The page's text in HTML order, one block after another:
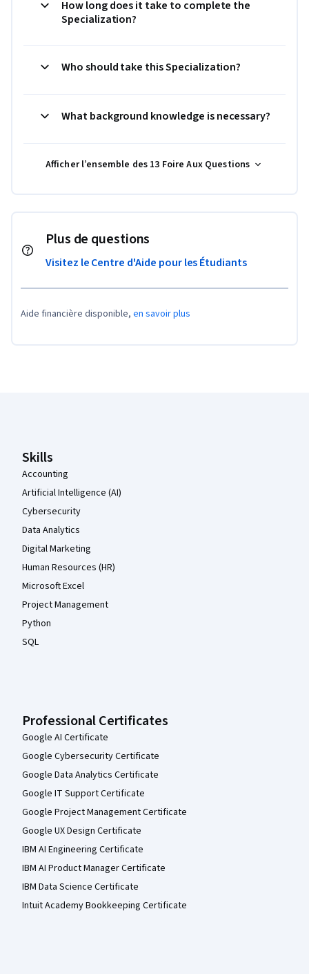
How long does it take to complete the
Specialization?
Who should take this Specialization?
What background knowledge is necessary?
Afficher l’ensemble des 13 Foire Aux Questions
Plus de questions
Visitez le Centre d'Aide pour les Étudiants
Aide financière disponible, en savoir plus
Skills
Accounting
Artificial Intelligence (AI)
Cybersecurity
Data Analytics
Digital Marketing
Human Resources (HR)
Microsoft Excel
Project Management
Python
SQL
Professional Certificates
Google AI Certificate
Google Cybersecurity Certificate
Google Data Analytics Certificate
Google IT Support Certificate
Google Project Management Certificate
Google UX Design Certificate
IBM AI Engineering Certificate
IBM AI Product Manager Certificate
IBM Data Science Certificate
Intuit Academy Bookkeeping Certificate